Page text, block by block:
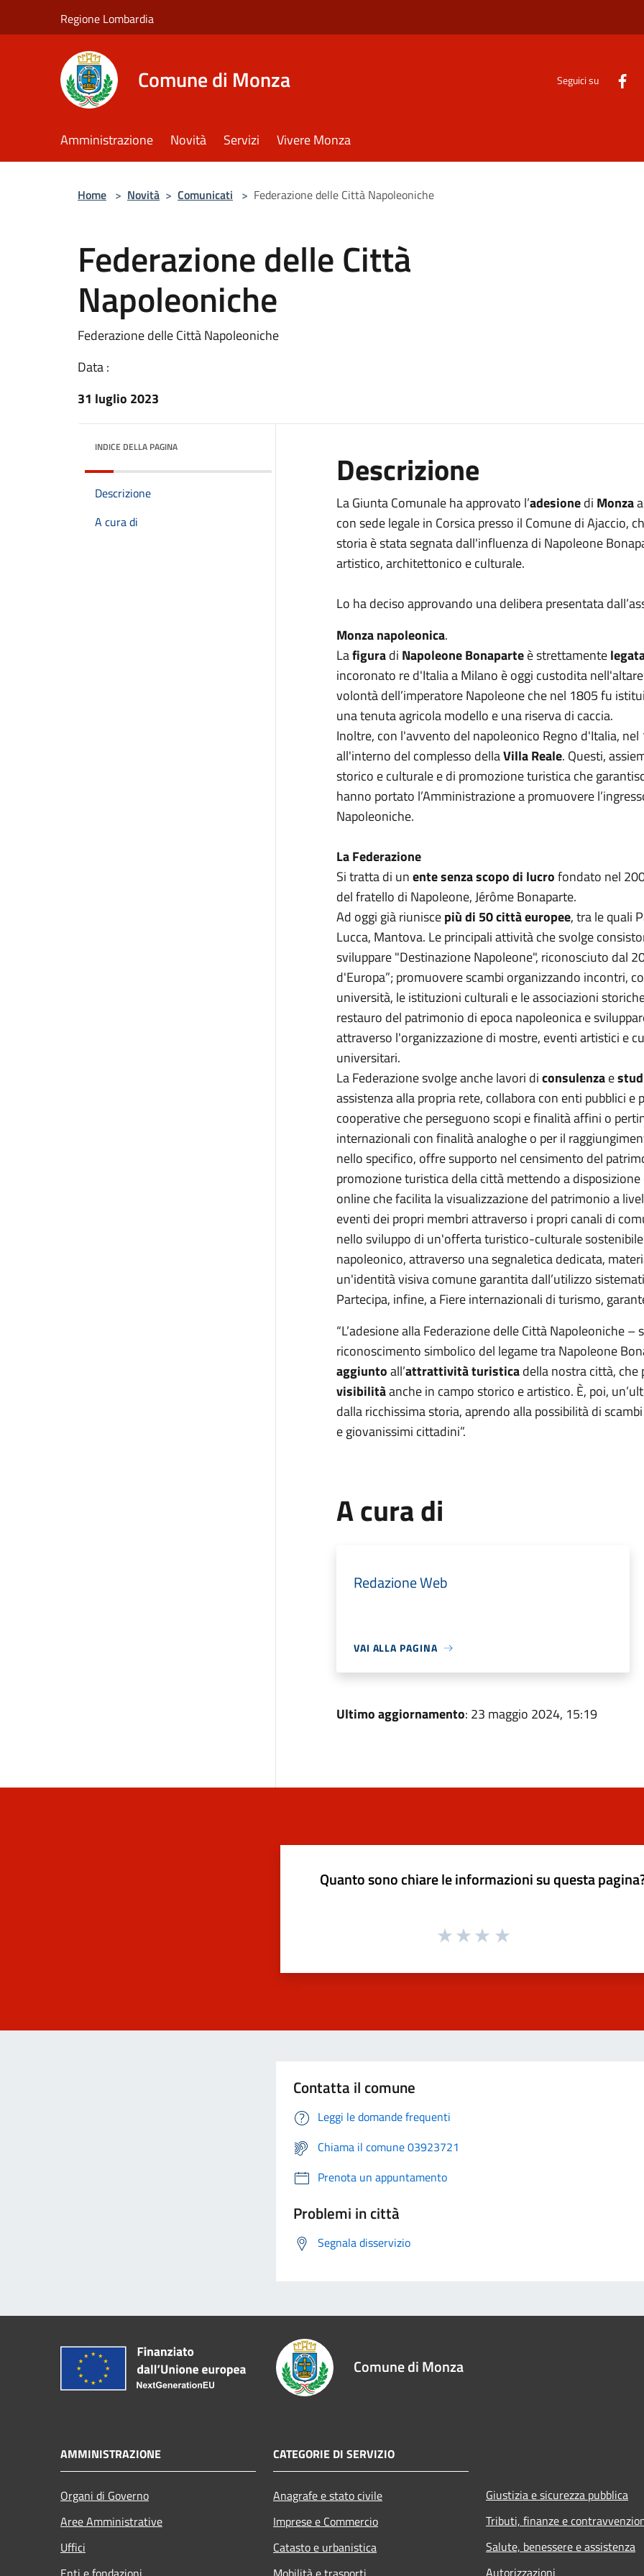
Regione Lombardia
Comune di Monza Seguici su
Amministrazione Novità Servizi Vivere Monza
Home > Novità > Comunicati > Federazione delle Città Napoleoniche
Federazione delle Città
Napoleoniche
Federazione delle Città Napoleoniche
Data :
31 luglio 2023
INDICE DELLA PAGINA
Descrizione
A cura di
Descrizione
La Giunta Comunale ha approvato l’adesionedi Monza
con sede legale in Corsica presso il Comune di Ajaccio,
storia è stata segnata dall'influenza di Napoleone
artistico, architettonico e culturale.
Lo ha deciso approvando una delibera presentata
Monza napoleonica.
Lafiguradi Napoleone Bonaparteè strettamente
incoronato re d'Italia a Milano è oggi custodita
volontà dell’imperatore Napoleone che nel 1805 fu
una tenuta agricola modello e una riserva di caccia.
Inoltre, con l'avvento del napoleonico Regno d'Italia,
all'interno del complesso dellaVilla Reale. Questi,
storico e culturale e di promozione turistica che
hanno portato l’Amministrazione a promuovere
Napoleoniche.
La Federazione
Si tratta di unente senza scopo di lucrofondato nel
del fratello di Napoleone, Jérôme Bonaparte.
Ad oggi già riuniscepiù di 50 città europee, tra le quali
Lucca, Mantova. Le principali attività che svolge
sviluppare "Destinazione Napoleone", riconosciuto dal
d'Europa”; promuovere scambi organizzando incontri,
università, le istituzioni culturali e le associazioni
restauro del patrimonio di epoca napoleonica e
attraverso l'organizzazione di mostre, eventi artistici e
universitari.
La Federazione svolge anche lavori diconsulenzae
assistenza alla propria rete, collabora con enti pubblici
cooperative che perseguono scopi e finalità affini o
internazionali con finalità analoghe o per il
nello specifico, offre supporto nel censimento del
promozione turistica della città mettendo a
online che facilita la visualizzazione del patrimonio a
eventi dei propri membri attraverso i propri canali di
nello sviluppo di un'offerta turistico-culturale
napoleonico, attraverso una segnaletica dedicata,
un'identità visiva comune garantita dall’utilizzo
Partecipa, infine, a Fiere internazionali di turismo,
“L’adesione alla Federazione delle Città Napoleoniche –
riconoscimento simbolico del legame tra Napoleone
aggiuntoall’attrattività turisticadella nostra città, che
visibilitàanche in campo storico e artistico. È, poi,
dalla ricchissima storia, aprendo alla possibilità di
e giovanissimi cittadini”.
A cura di
Redazione Web
VAI ALLA PAGINA
Ultimo aggiornamento: 23 maggio 2024, 15:19
Quanto sono chiare le informazioni su questa
Contatta il comune
Leggi le domande frequenti
Chiama il comune 03923721
Prenota un appuntamento
Problemi in città
Segnala disservizio
Comune di Monza
AMMINISTRAZIONE
Organi di Governo
Aree Amministrative
Uffici
CATEGORIE DI SERVIZIO
Anagrafe e stato civile
Imprese e Commercio
Catasto e urbanistica
Giustizia e sicurezza pubblica
Tributi, finanze e
Salute, benessere e assistenza
Autorizzazioni